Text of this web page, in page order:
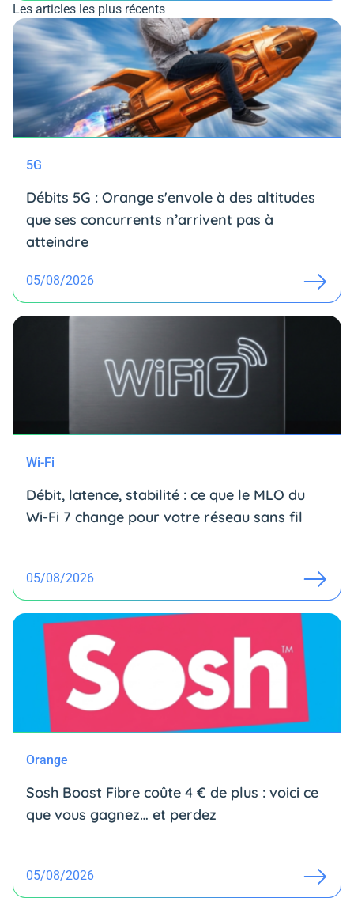
Les articles les plus récents
5G
Débits 5G : Orange s'envole à des altitudes
que ses concurrents n’arrivent pas à
atteindre
05/08/2026
Wi-Fi
Débit, latence, stabilité : ce que le MLO du
Wi-Fi 7 change pour votre réseau sans fil
05/08/2026
Orange
Sosh Boost Fibre coûte 4 € de plus : voici ce
que vous gagnez… et perdez
05/08/2026